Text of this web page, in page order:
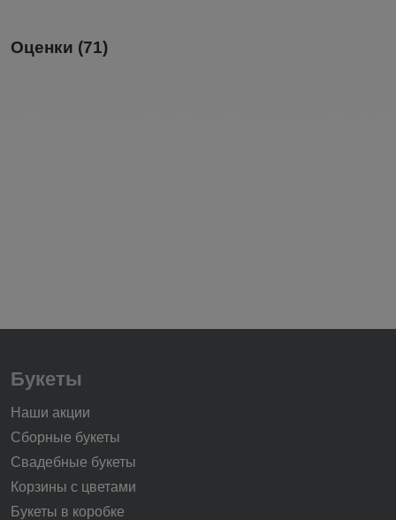
Оценки (71)
Букеты
Наши акции
Сборные букеты
Свадебные букеты
Корзины с цветами
Букеты в коробке